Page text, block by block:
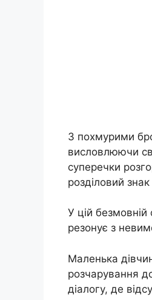
З похмурими
висловлюючи
суперечки
розділовий знак
У цій
резонує з
Маленька
розчарування
діалогу, де